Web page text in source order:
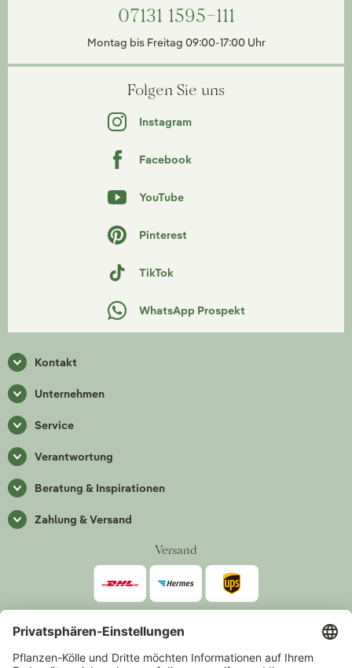
07131 1595-111
Montag bis Freitag 09:00-17:00 Uhr
Folgen Sie uns
Instagram
Facebook
YouTube
Pinterest
TikTok
WhatsApp Prospekt
Kontakt
Unternehmen
Service
Verantwortung
Beratung & Inspirationen
Zahlung & Versand
Versand
Zahlarten